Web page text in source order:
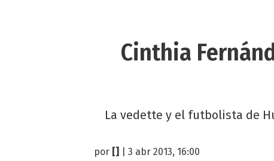
Cinthia
La vedette y el futbolista de
por | 3 abr 2013, 16:00